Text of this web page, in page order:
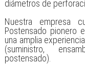
diámetros de
Nuestra empresa
Postensado pionero
una amplia
(suministro,
postensado).